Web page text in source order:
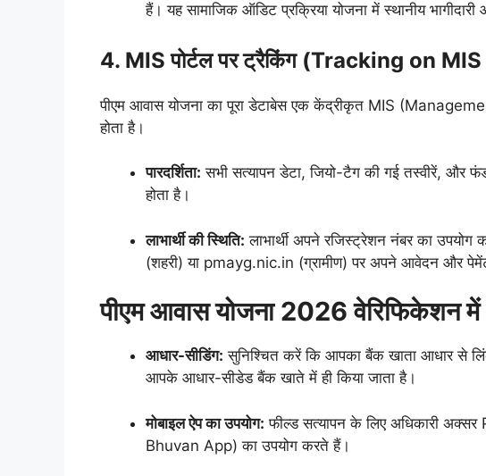
हैं। यह सामाजिक ऑडिट प्रक्रिया योजना में स्थानीय भागीदारी
4. MIS पोर्टल पर ट्रैकिंग (Tracking on
पीएम आवास योजना का पूरा डेटाबेस एक केंद्रीकृत MIS
होता है।
पारदर्शिता: सभी सत्यापन डेटा, जियो-टैग की गई तस्वीरें, और
होता है।
लाभार्थी की स्थिति: लाभार्थी अपने रजिस्ट्रेशन नंबर का
(शहरी) या pmayg.nic.in (ग्रामीण) पर अपने आवेदन और
पीएम आवास योजना 2026 वेरिफिकेशन में
आधार-सीडिंग: सुनिश्चित करें कि आपका बैंक खाता आधार से
आपके आधार-सीडेड बैंक खाते में ही किया जाता है।
मोबाइल ऐप का उपयोग: फील्ड सत्यापन के लिए अधिकारी
Bhuvan App) का उपयोग करते हैं।